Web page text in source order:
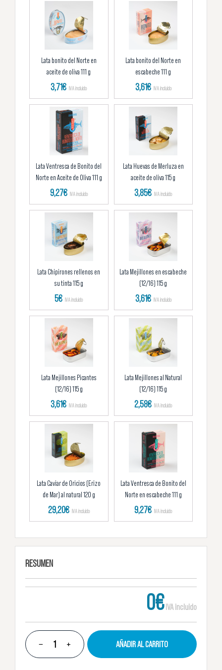
Lata bonito del Norte en
aceite de oliva 111 g
3,71€ IVA incluido
Lata bonito del Norte en
escabeche 111 g
3,61€ IVA incluido
Lata Ventresca de Bonito del
Norte en Aceite de Oliva 111 g
9,27€ IVA incluido
Lata Huevas de Merluza en
aceite de oliva 115 g
3,85€ IVA incluido
Lata Chipirones rellenos en
su tinta 115 g
5€ IVA incluido
Lata Mejillones en escabeche
(12/16) 115 g
3,61€ IVA incluido
Lata Mejillones Picantes
(12/16) 115 g
3,61€ IVA incluido
Lata Mejillones al Natural
(12/16) 115 g
2,58€ IVA incluido
Lata Caviar de Oricios (Erizo
de Mar) al natural 120 g
29,20€ IVA incluido
Lata Ventresca de Bonito del
Norte en escabeche 111 g
9,27€ IVA incluido
RESUMEN
0€IVA incluido
− + AÑADIR AL CARRITO